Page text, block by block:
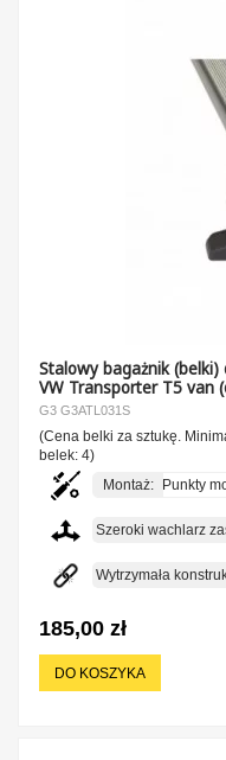
Stalowy bagażnik
VW Transporter T5 van
G3 G3ATL031S
(Cena belki za sztukę.
belek: 4)
Montaż:
Punkty
Szeroki wachlarz
Wytrzymała
185,00 zł
DO KOSZYKA